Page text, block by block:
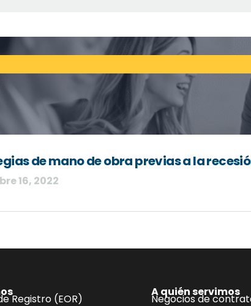
de mano de obra previas a la
16, 2022
Registro (EOR)
A quién servimos
Negocios de